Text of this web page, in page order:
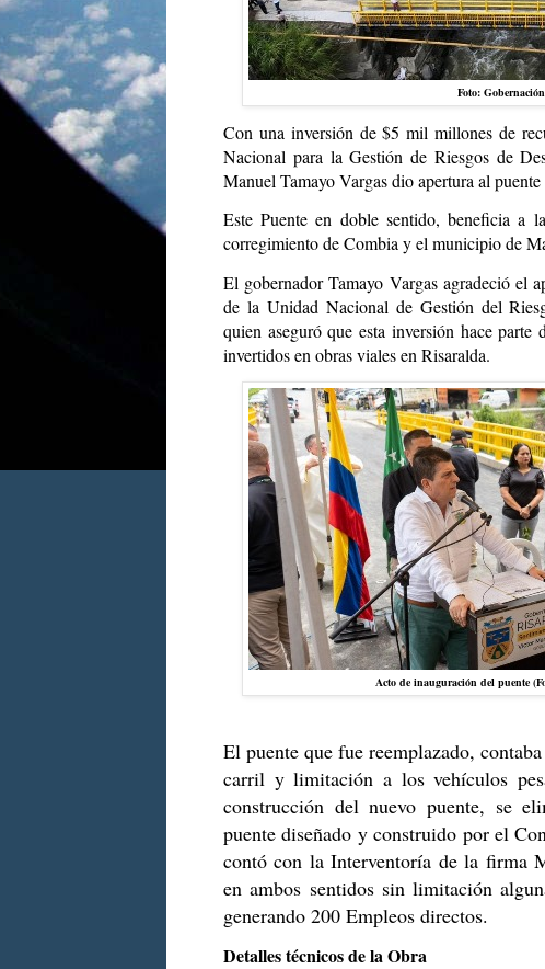
Foto:
Con una inversión de $5 mil millones de
Nacional para la Gestión de Riesgos de
Manuel Tamayo Vargas dio apertura al
Este Puente en doble sentido, beneficia a
corregimiento de Combia y el municipio de
El gobernador Tamayo Vargas agradeció el
de la Unidad Nacional de Gestión del
quien aseguró que esta inversión hace
invertidos en obras viales en Risaralda.
Acto de inauguración del puente
El puente que fue reemplazado,
carril y limitación a los vehículos
construcción del nuevo puente, se
puente diseñado y construido por el
contó con la Interventoría de la firma
en ambos sentidos sin limitación
generando 200 Empleos directos.
Detalles técnicos de la Obra